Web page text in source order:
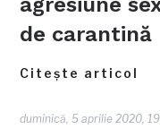
de carantină
Citește articol
duminică, 5 aprilie 2020,